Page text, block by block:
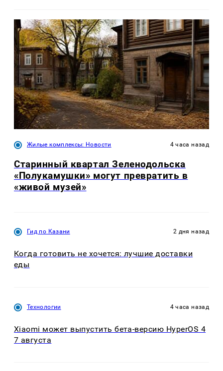
Жилые комплексы: Новости 4 часа назад
Старинный квартал Зеленодольска
«Полукамушки» могут превратить в
«живой музей»
Гид по Казани 2 дня назад
Когда готовить не хочется: лучшие доставки
еды
Технологии 4 часа назад
Xiaomi может выпустить бета-версию HyperOS 4
7 августа